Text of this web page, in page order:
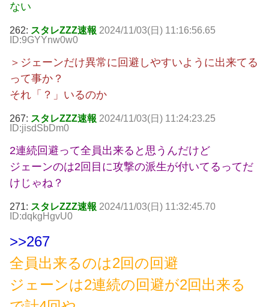
ない
262: スタレZZZ速報 2024/11/03(日) 11:16:56.65
ID:9GYYnw0w0
＞ジェーンだけ異常に回避しやすいように出来てる
って事か？
それ「？」いるのか
267: スタレZZZ速報 2024/11/03(日) 11:24:23.25
ID:jisdSbDm0
2連続回避って全員出来ると思うんだけど
ジェーンのは2回目に攻撃の派生が付いてるってだ
けじゃね？
271: スタレZZZ速報 2024/11/03(日) 11:32:45.70
ID:dqkgHgvU0
>>267
全員出来るのは2回の回避
ジェーンは2連続の回避が2回出来る